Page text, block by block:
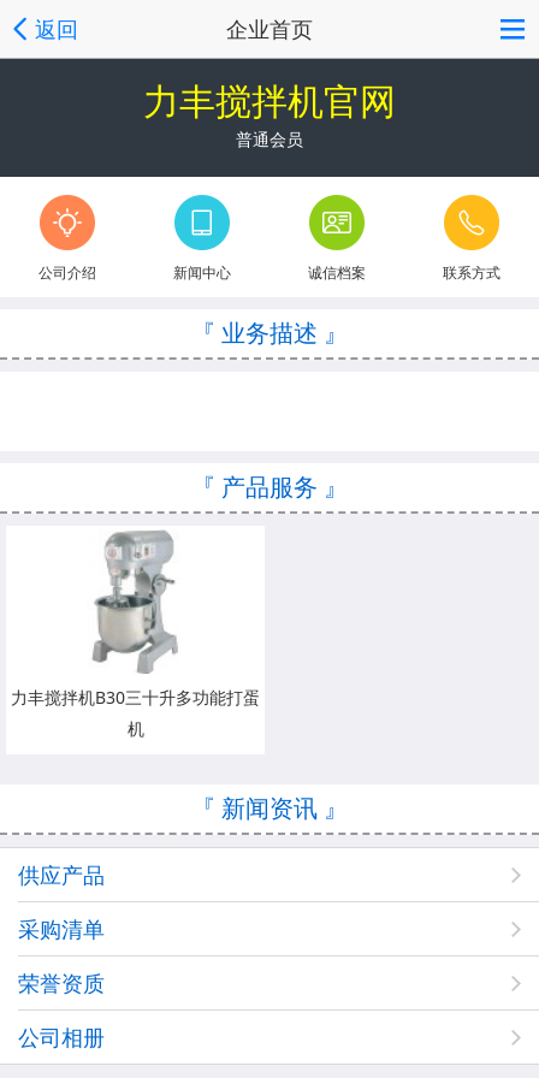
返回 企业首页
力丰搅拌机官网
普通会员
公司介绍 新闻中心 诚信档案 联系方式
『 业务描述 』
『 产品服务 』
力丰搅拌机B30三十升多功能打蛋
机
『 新闻资讯 』
供应产品
采购清单
荣誉资质
公司相册